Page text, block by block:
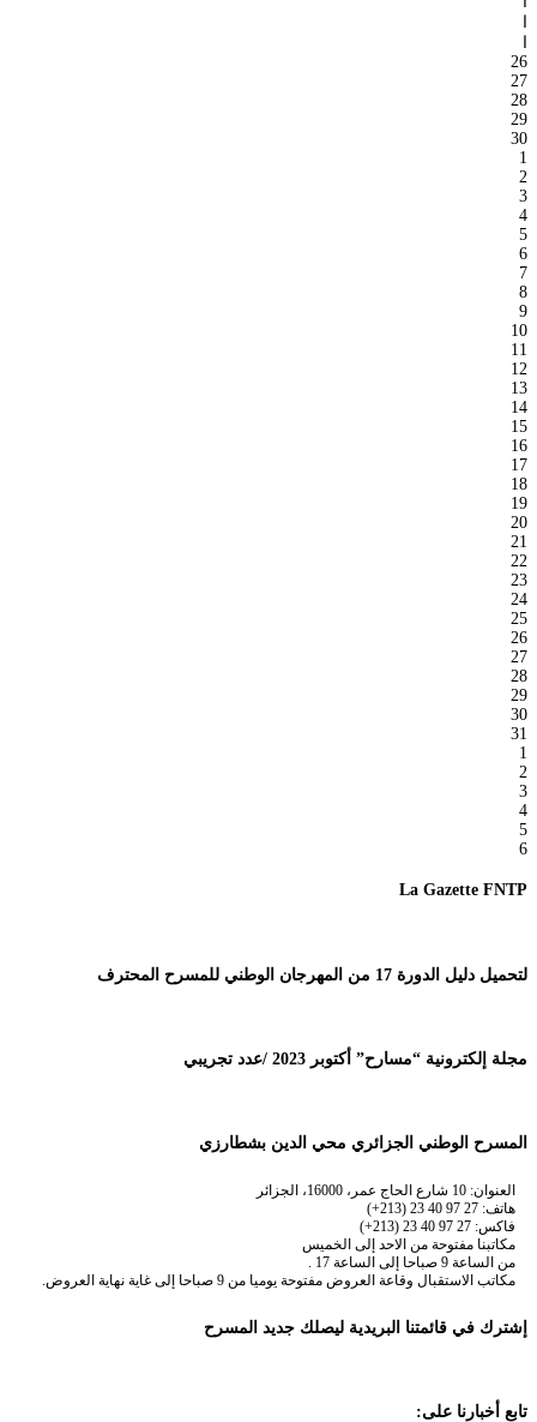
26
27
28
29
30
1
2
3
4
5
6
7
8
9
10
11
12
13
14
15
16
17
18
19
20
21
22
23
24
25
26
27
28
29
30
31
1
2
3
4
5
6
La Gazette FNTP
لتحميل دليل الدورة 17 من المهرجان الوطني للمسرح المحترف
مجلة إلكترونية “مسارح” أكتوبر 2023 /عدد تجريبي
المسرح الوطني الجزائري محي الدين بشطارزي
العنوان: 10 شارع الحاج عمر، 16000، الجزائر
هاتف: 27 97 40 23 (213+)
فاكس: 27 97 40 23 (213+)
مكاتبنا مفتوحة من الاحد إلى الخميس
من الساعة 9 صباحا إلى الساعة 17 .
مكاتب الاستقبال وقاعة العروض مفتوحة يوميا من 9 صباحا إلى غاية نهاية العروض.
إشترك في قائمتنا البريدية ليصلك جديد المسرح
تابع أخبارنا على: